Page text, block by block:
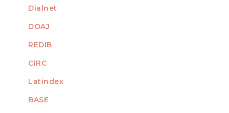
Dialnet
DOAJ
REDIB
CIRC
Latindex
BASE